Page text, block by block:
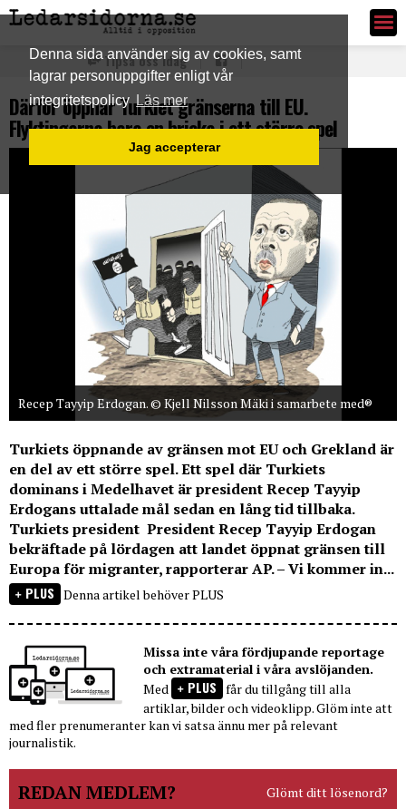
Denna sida använder sig av cookies, samt
lagrar personuppgifter enligt vår
integritetspolicy Läs mer
Jag accepterar
Ledarsidorna.se
Tipsa oss idag
Därför öppnar Turkiet gränserna till EU.
Flyktingarna bara en bricka i ett större spel
Recep Tayyip Erdogan. © Kjell Nilsson Mäki i samarbete med®
Turkiets öppnande av gränsen mot EU och Grekland är
en del av ett större spel. Ett spel där Turkiets
dominans i Medelhavet är president Recep Tayyip
Erdogans uttalade mål sedan en lång tid tillbaka.
Turkiets president President Recep Tayyip Erdogan
bekräftade på lördagen att landet öppnat gränsen till
Europa för migranter, rapporterar AP. – Vi kommer in...
PLUS Denna artikel behöver PLUS
Missa inte våra fördjupande reportage
och extramaterial i våra avslöjanden.
Med
PLUS får du tillgång till alla
artiklar, bilder och videoklipp. Glöm inte att
med fler prenumeranter kan vi satsa ännu mer på relevant
journalistik.
REDAN MEDLEM? Glömt ditt lösenord?